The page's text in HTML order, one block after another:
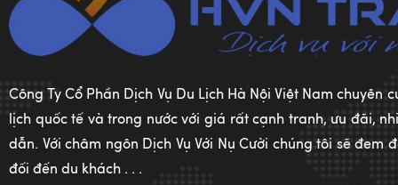
Công Ty Cổ Phần Dịch Vụ Du Lịch Hà Nội Việt Nam chuyên
lịch quốc tế và trong nước với giá rất cạnh tranh, ưu đãi,
dẫn. Với châm ngôn Dịch Vụ Với Nụ Cười chúng tôi sẽ đem
đối đến du khách . . .